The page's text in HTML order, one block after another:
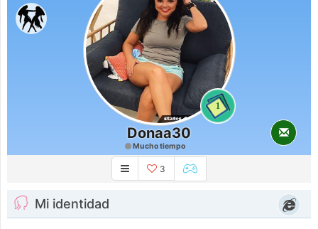
1
Donaa30
Mucho tiempo
3
Mi identidad